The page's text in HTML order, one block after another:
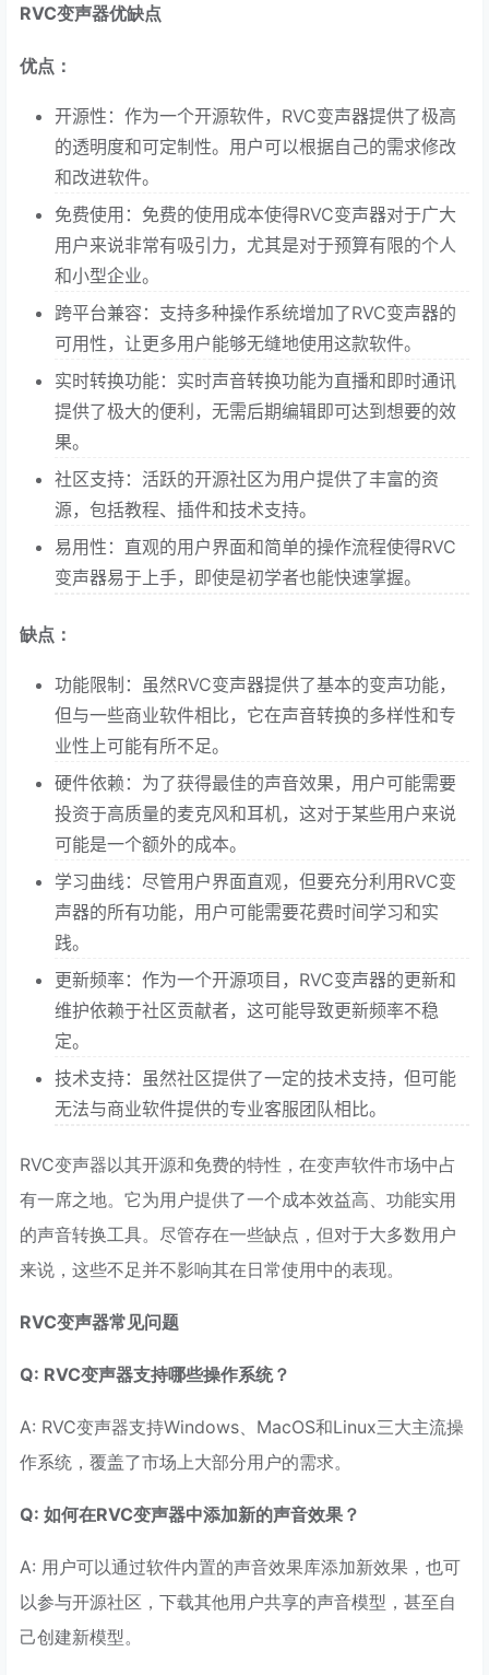
RVC变声器优缺点
优点：
开源性：作为一个开源软件，RVC变声器提供了极高
的透明度和可定制性。用户可以根据自己的需求修改
和改进软件。
免费使用：免费的使用成本使得RVC变声器对于广大
用户来说非常有吸引力，尤其是对于预算有限的个人
和小型企业。
跨平台兼容：支持多种操作系统增加了RVC变声器的
可用性，让更多用户能够无缝地使用这款软件。
实时转换功能：实时声音转换功能为直播和即时通讯
提供了极大的便利，无需后期编辑即可达到想要的效
果。
社区支持：活跃的开源社区为用户提供了丰富的资
源，包括教程、插件和技术支持。
易用性：直观的用户界面和简单的操作流程使得RVC
变声器易于上手，即使是初学者也能快速掌握。
缺点：
功能限制：虽然RVC变声器提供了基本的变声功能，
但与一些商业软件相比，它在声音转换的多样性和专
业性上可能有所不足。
硬件依赖：为了获得最佳的声音效果，用户可能需要
投资于高质量的麦克风和耳机，这对于某些用户来说
可能是一个额外的成本。
学习曲线：尽管用户界面直观，但要充分利用RVC变
声器的所有功能，用户可能需要花费时间学习和实
践。
更新频率：作为一个开源项目，RVC变声器的更新和
维护依赖于社区贡献者，这可能导致更新频率不稳
定。
技术支持：虽然社区提供了一定的技术支持，但可能
无法与商业软件提供的专业客服团队相比。
RVC变声器以其开源和免费的特性，在变声软件市场中占
有一席之地。它为用户提供了一个成本效益高、功能实用
的声音转换工具。尽管存在一些缺点，但对于大多数用户
来说，这些不足并不影响其在日常使用中的表现。
RVC变声器常见问题
Q: RVC变声器支持哪些操作系统？
A: RVC变声器支持Windows、MacOS和Linux三大主流操
作系统，覆盖了市场上大部分用户的需求。
Q: 如何在RVC变声器中添加新的声音效果？
A: 用户可以通过软件内置的声音效果库添加新效果，也可
以参与开源社区，下载其他用户共享的声音模型，甚至自
己创建新模型。